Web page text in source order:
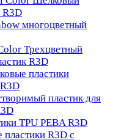
R3D
многоцветный
Трехцветный
R3D
пластики
пластик для
TPU PEBA R3D
R3D с